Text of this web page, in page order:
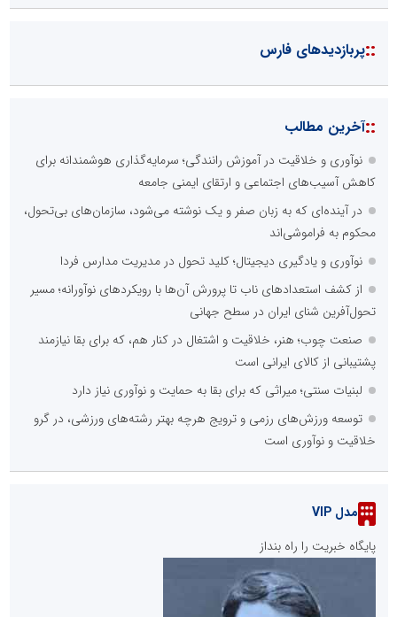
::پربازدیدهای فارس
::آخرین مطالب
نوآوری و خلاقیت در آموزش رانندگی؛ سرمایه‌گذاری هوشمندانه برای
کاهش آسیب‌های اجتماعی و ارتقای ایمنی جامعه
در آینده‌ای که به زبان صفر و یک نوشته می‌شود، سازمان‌های بی‌تحول،
محکوم به فراموشی‌اند
نوآوری و یادگیری دیجیتال؛ کلید تحول در مدیریت مدارس فردا
از کشف استعدادهای ناب تا پرورش آن‌ها با رویکردهای نوآورانه؛ مسیر
تحول‌آفرین شنای ایران در سطح جهانی
صنعت چوب؛ هنر، خلاقیت و اشتغال در کنار هم، که برای بقا نیازمند
پشتیبانی از کالای ایرانی است
لبنیات سنتی؛ میراثی که برای بقا به حمایت و نوآوری نیاز دارد
توسعه ورزش‌های رزمی و ترویج هرچه بهتر رشته‌های ورزشی، در گرو
خلاقیت و نوآوری است
مدل VIP
پایگاه خبریت را راه بنداز